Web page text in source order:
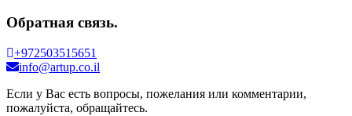
Обратная связь.
+972503515651
info@artup.co.il
Если у Вас есть вопросы, пожелания или комментарии,
пожалуйста, обращайтесь.